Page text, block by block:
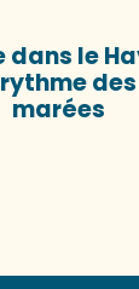
dans le
marées